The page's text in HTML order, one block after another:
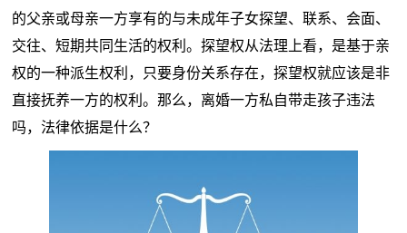
的父亲或母亲一方享有的与未成年子女探望、联系、会面、
交往、短期共同生活的权利。探望权从法理上看，是基于亲
权的一种派生权利，只要身份关系存在，探望权就应该是非
直接抚养一方的权利。那么，离婚一方私自带走孩子违法
吗，法律依据是什么？